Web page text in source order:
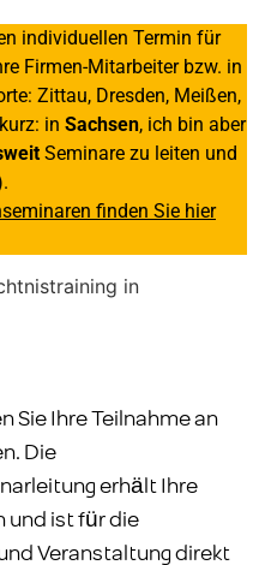
individuellen Termin für
Firmen-Mitarbeiter bzw. in
Zittau, Dresden, Meißen,
in Sachsen, ich bin aber
Seminare zu leiten und
finden Sie hier
Sie Ihre Teilnahme an
Die
erhält Ihre
und ist für die
Veranstaltung direkt